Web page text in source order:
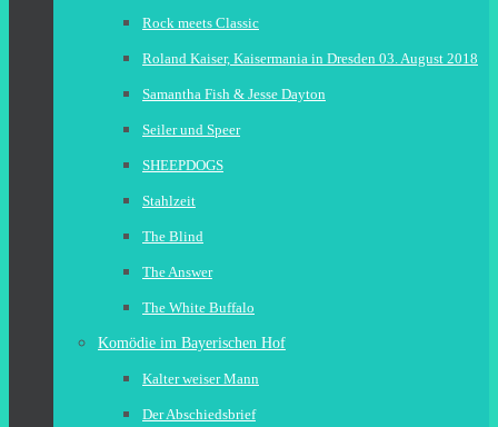
Rock meets Classic
Roland Kaiser, Kaisermania in Dresden 03. August 2018
Samantha Fish & Jesse Dayton
Seiler und Speer
SHEEPDOGS
Stahlzeit
The Blind
The Answer
The White Buffalo
Komödie im Bayerischen Hof
Kalter weiser Mann
Der Abschiedsbrief